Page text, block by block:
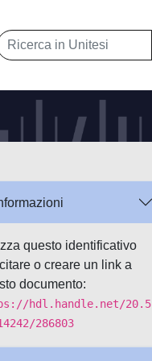
questo identificativo
o creare un link a
documento:
hdl.handle.net/20.5
286803